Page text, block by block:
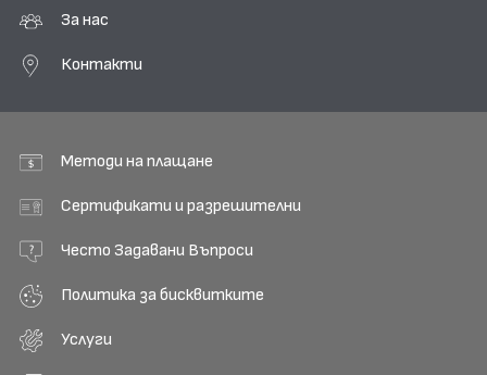
За нас
Контакти
Методи на плащане
Сертификати и разрешителни
Често Задавани Въпроси
Политика за бисквитките
Услуги